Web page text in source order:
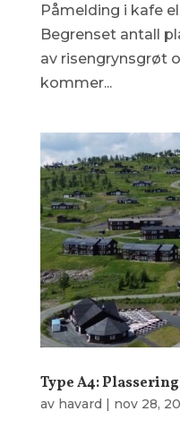
Påmelding i kafe
Begrenset antall
av risengrynsgrøt
kommer...
Type A4: Plassering
av havard | nov 28,